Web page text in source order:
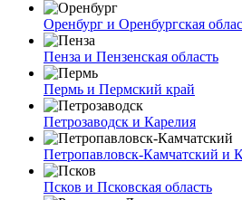
Оренбург и Оренбургская
Пенза и Пензенская область
Пермь и Пермский край
Петрозаводск и Карелия
Петропавловск-Камчатский и
Псков и Псковская область